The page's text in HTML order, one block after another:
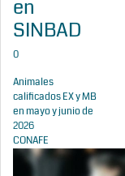
en
SINBAD
0
Animales
calificados EX y MB
en mayo y junio de
2026
CONAFE